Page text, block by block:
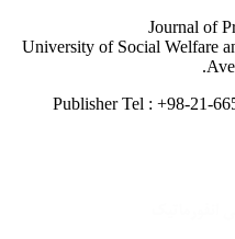
Journal
University of Social
Publisher Tel : +98-21-